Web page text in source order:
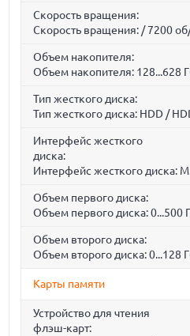
Скорость вращения:
Скорость вращения: / 7200
Объем накопителя:
Объем накопителя: 128...628
Тип жесткого диска:
Тип жесткого диска: HDD /
Интерфейс жесткого
диска:
Интерфейс жесткого диска:
Объем первого диска:
Объем первого диска: 0...500
Объем второго диска:
Объем второго диска: 0...128
Карты памяти
Устройство для чтения
флэш-карт: